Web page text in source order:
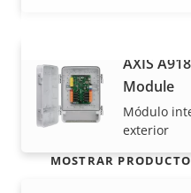
AXIS
Module
Módulo
exterior
MOSTRAR